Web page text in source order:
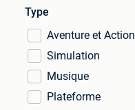
Type
Aventure et Action
Simulation
Musique
Plateforme